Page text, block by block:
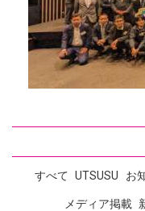
すべて UTSUSU お
メディア掲載